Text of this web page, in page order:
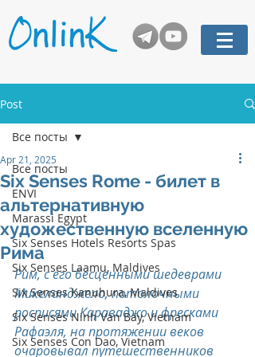
Post
Все посты
ENVI
Marassi Egypt
Six Senses Hotels Resorts Spas
Six Senses Laamu, Maldives
Six Senses Kanuhura, Maldives
Six Senses Ninh Van Bay, Vietnam
Six Senses Con Dao, Vietnam
Все посты
Six Senses Rome - билет в
альтернативную
художественную вселенную
Рима
Apr 21, 2025
Рим, с его бесценными шедеврами
Микеланджело, потолочными
росписями Караваджо и фресками
Рафаэля, на протяжении веков
очаровывал путешественников